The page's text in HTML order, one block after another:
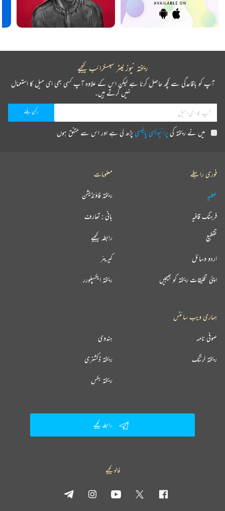
ریختہ نیوز لیٹر سبسکرائب کیجیے
آپ کو باقاعدگی سے کچھ حاصل کرنا ہے لیکن اس کے علاوہ آپ کسی بھی ای میل کا استعمال
نہیں کرتے ہیں۔
میں نے ریختہ کیپرائیویسی پالیسیپڑھ لی ہے اور اس سے متفق ہوں
فوری رابطے
عطیہ
فرہنگ قافیہ
تقطیع
اردو وسائل
اپنی تخلیقات ریختہ کو بھیجیں
معلومات
ریختہ فاؤنڈیشن
بانی : تعارف
رابطہ کیجیے
کیریئر
ریختہ ایکسپلورر
ہماری ویب سائٹس
ہندوی صوفی نامہ
ریختہ ڈکشنری ریختہ لرننگ
ریختہ بکس
رابطہ کیجیے
فالو کیجیے